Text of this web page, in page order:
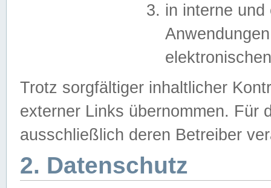
in interne
Trotz sorgfältiger inhaltlicher
externer Links übernommen. Für
ausschließlich deren Betreiber
2. Datenschutz